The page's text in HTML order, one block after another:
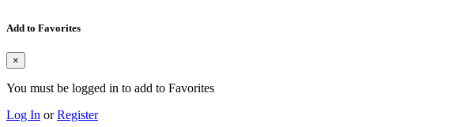
Add to Favorites
×
You must be logged in to add to Favorites
Log In orRegister